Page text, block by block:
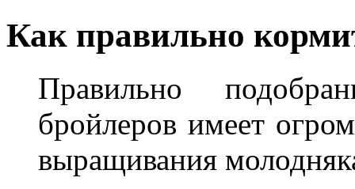
Как правильно
Правильно
бройлеров имеет
выращивания